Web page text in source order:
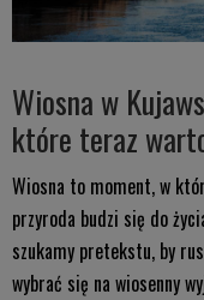
Wiosna w
które teraz
Wiosna to moment, w
przyroda budzi się do
szukamy pretekstu, by
wybrać się na wiosenny